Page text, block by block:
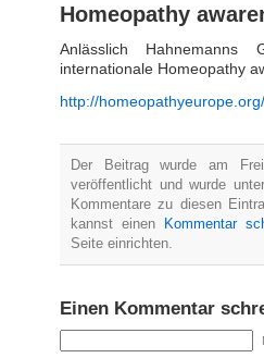
Homeopathy
Anlässlich
internationale Homeopathy
http://
Der Beitrag wurde am
veröffentlicht und wurde
Kommentare zu diesen
kannst einen
Kommentar
Seite einrichten.
Einen Kommentar